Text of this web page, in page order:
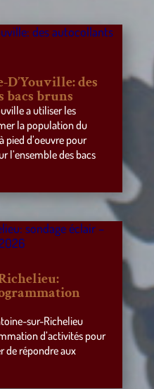
des
bacs bruns
a utiliser les
la population du
pied d’oeuvre pour
l’ensemble des bacs
sur-Richelieu
d’activités pour
de répondre aux